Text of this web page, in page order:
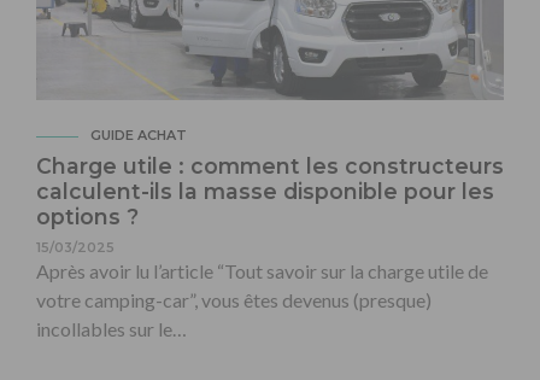
GUIDE ACHAT
Charge utile : comment les constructeurs
calculent-ils la masse disponible pour les
options ?
15/03/2025
Après avoir lu l’article “Tout savoir sur la charge utile de
votre camping-car”, vous êtes devenus (presque)
incollables sur le…